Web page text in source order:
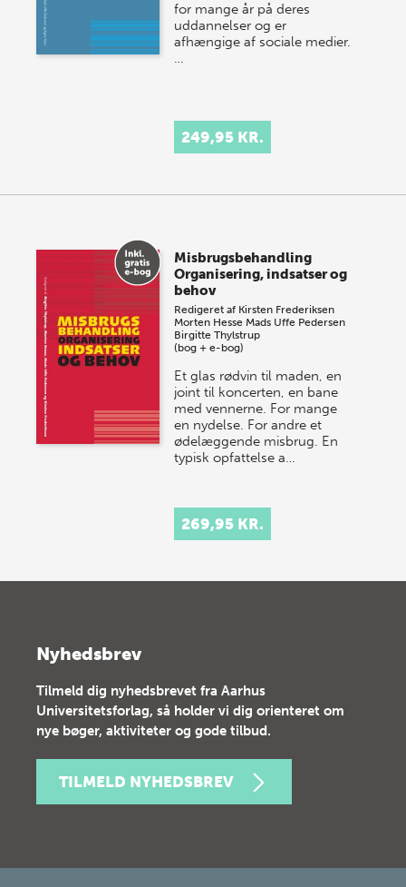
for mange år på deres
uddannelser og er
afhængige af sociale medier.
…
249,95 KR.
Misbrugsbehandling
Organisering, indsatser og
behov
Redigeret af Kirsten Frederiksen
Morten Hesse Mads Uffe Pedersen
Birgitte Thylstrup
(bog + e-bog)
Et glas rødvin til maden, en
joint til koncerten, en bane
med vennerne. For mange
en nydelse. For andre et
ødelæggende misbrug. En
typisk opfattelse a…
269,95 KR.
Nyhedsbrev
Tilmeld dig nyhedsbrevet fra Aarhus
Universitetsforlag, så holder vi dig orienteret om
nye bøger, aktiviteter og gode tilbud.
TILMELD NYHEDSBREV